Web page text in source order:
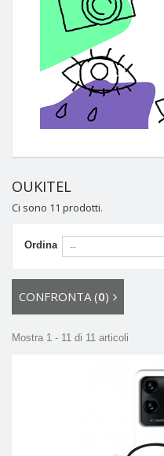
OUKITEL
Ci sono 11 prodotti.
Ordina
CONFRONTA (0)
Mostra 1 - 11 di 11 articoli